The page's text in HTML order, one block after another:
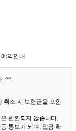
약안내
. ^^
취소 시 보험금을 포함
반환되지 않습니다.
통보가 되며, 입금 확